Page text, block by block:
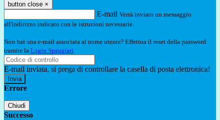
button close ×
E-mail Verrà inviato un messaggio
all'indirizzo indicato con le istruzioni necessarie.
Non hai una e-mail associata al nome utente? Effettua il reset della password
tramite la Login Spaggiari
E-mail inviata, si prega di controllare la casella di posta elettronica!
Errore
Chiudi
Successo